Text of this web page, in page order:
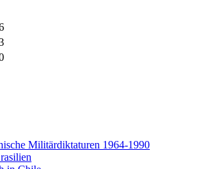
Militärdiktaturen 1964-1990